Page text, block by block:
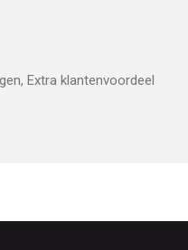
Extra klantenvoordeel